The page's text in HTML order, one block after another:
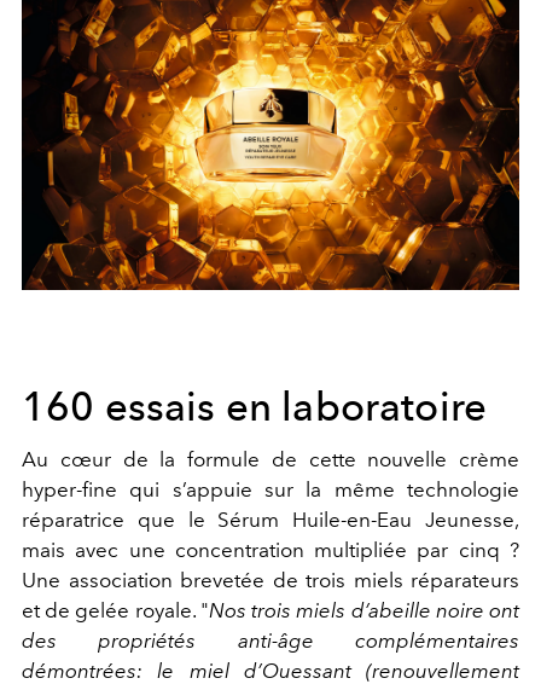
160 essais en laboratoire
Au cœur de la formule de cette nouvelle crème
hyper-fine qui s’appuie sur la même technologie
réparatrice que le Sérum Huile-en-Eau Jeunesse,
mais avec une concentration multipliée par cinq ?
Une association brevetée de trois miels réparateurs
et de gelée royale. "Nos trois miels d’abeille noire ont
des propriétés anti-âge complémentaires
démontrées: le miel d’Ouessant (renouvellement